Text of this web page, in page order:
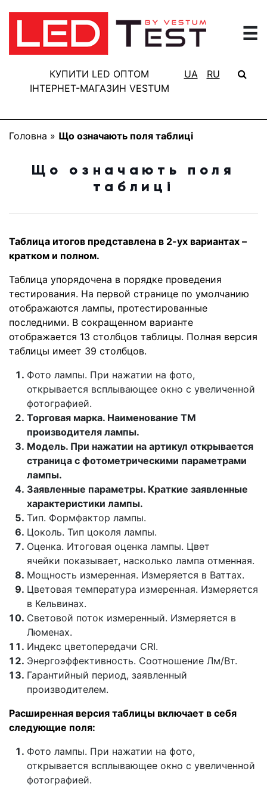
☰
КУПИТИ LED ОПТОМ
ІНТЕРНЕТ-МАГАЗИН VESTUM
UA RU
ГОЛОВНА
РЕЗУЛЬТАТИ
ТЕСТУВАННЯ
ПРОЕКТ
Головна » Що означають поля таблиці
Що означають поля
таблиці
Таблица итогов представлена в 2-ух вариантах –
кратком и полном.
Таблица упорядочена в порядке проведения
тестирования. На первой странице по умолчанию
отображаются лампы, протестированные
последними. В сокращенном варианте
отображается 13 столбцов таблицы. Полная версия
таблицы имеет 39 столбцов.
Фото лампы. При нажатии на фото,
открывается всплывающее окно с увеличенной
фотографией.
Торговая марка. Наименование ТМ
производителя лампы.
Модель. При нажатии на артикул открывается
страница с фотометрическими параметрами
лампы.
Заявленные параметры. Краткие заявленные
характеристики лампы.
Тип. Формфактор лампы.
Цоколь. Тип цоколя лампы.
Оценка. Итоговая оценка лампы. Цвет
ячейки показывает, насколько лампа отменная.
Мощность измеренная. Измеряется в Ваттах.
Цветовая температура измеренная. Измеряется
в Кельвинах.
Световой поток измеренный. Измеряется в
Люменах.
Индекс цветопередачи CRI.
Энергоэффективность. Соотношение Лм/Вт.
Гарантийный период, заявленный
производителем.
Расширенная версия таблицы включает в себя
следующие поля:
Фото лампы. При нажатии на фото,
открывается всплывающее окно с увеличенной
фотографией.